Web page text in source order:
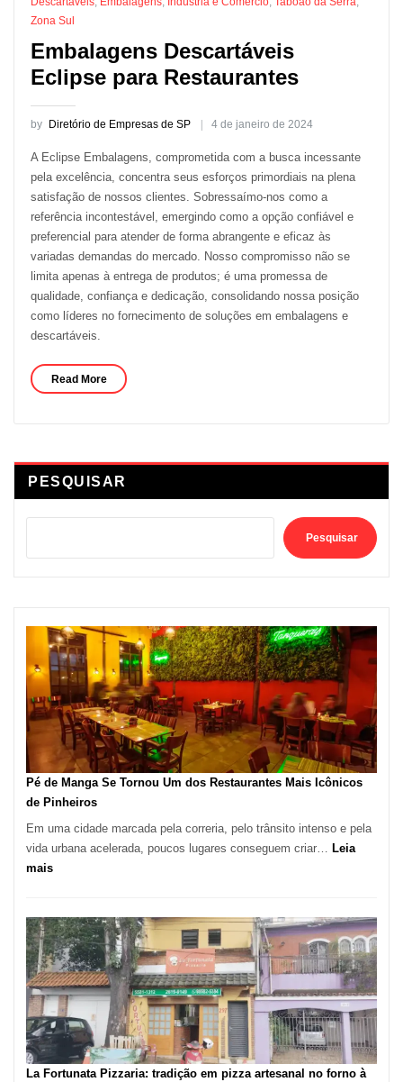
Zona Sul
Embalagens Descartáveis
Eclipse para Restaurantes
by Diretório de Empresas de SP 4 de janeiro de 2024
A Eclipse Embalagens, comprometida com a busca incessante
pela excelência, concentra seus esforços primordiais na plena
satisfação de nossos clientes. Sobressaímo-nos como a
referência incontestável, emergindo como a opção confiável e
preferencial para atender de forma abrangente e eficaz às
variadas demandas do mercado. Nosso compromisso não se
limita apenas à entrega de produtos; é uma promessa de
qualidade, confiança e dedicação, consolidando nossa posição
como líderes no fornecimento de soluções em embalagens e
descartáveis.
Read More
PESQUISAR
Pesquisar
Pé de Manga Se Tornou Um dos Restaurantes Mais Icônicos
de Pinheiros
Em uma cidade marcada pela correria, pelo trânsito intenso e pela
vida urbana acelerada, poucos lugares conseguem criar… Leia
mais:
Manga
Se
Tornou
Um
dos
Restaurantes
Mais
Icônicos
La Fortunata Pizzaria: tradição em pizza artesanal no forno à